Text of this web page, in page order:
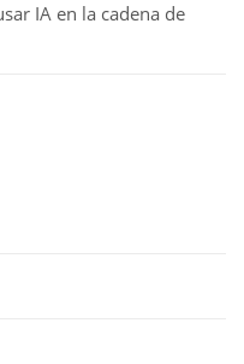
IA en la cadena de